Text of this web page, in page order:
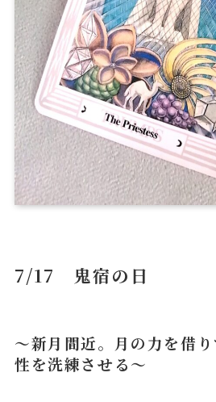
7/17 鬼宿の日
～新月間近。月の力を借
性を洗練させる～